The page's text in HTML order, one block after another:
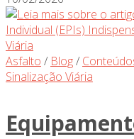
Asfalto / Blog/
Sinalização Viária